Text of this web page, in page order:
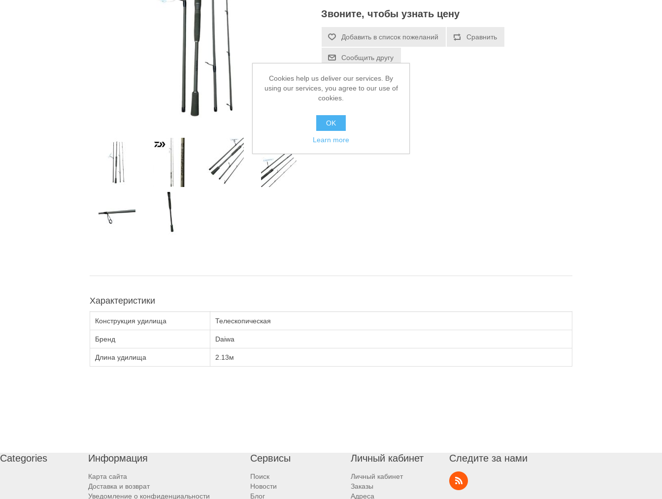
Звоните, чтобы узнать цену
Добавить в список пожеланий Сравнить
Сообщить другу
Характеристики
Конструкция удилища Телескопическая
Бренд Daiwa
Длина удилища 2.13м
Categories Информация
Карта сайта
Доставка и возврат
Уведомление о конфиденциальности
Сервисы
Поиск
Новости
Блог
Личный кабинет
Личный кабинет
Заказы
Адреса
Следите за нами
Cookies help us deliver our services. By
using our services, you agree to our use of
cookies.
OK
Learn more